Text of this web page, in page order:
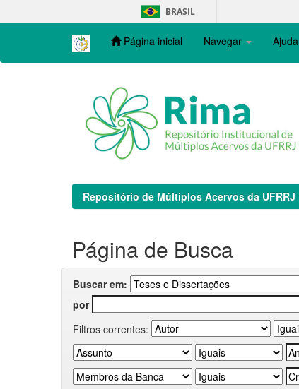
navigation
BRASIL
Página inicial Navegar Ajuda
Repositório de Múltiplos Acervos da UFRRJ
Página de Busca
Buscar em:
por
Filtros correntes: